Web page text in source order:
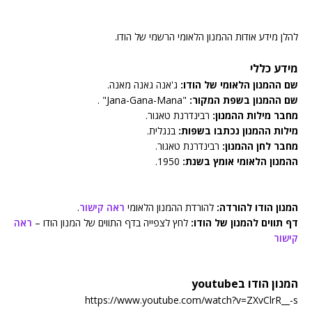
להלן מידע אודות ההמנון הלאומי הרשמי של הודו.
מידע כללי
שם ההמנון הלאומי של הודו: ג'אנה גאנה מאנה.
שם ההמנון בשפת המקור: "Jana-Gana-Mana" .
מחבר מילות ההמנון: רבינדרנת טאגור.
מילות ההמנון נכתבו בשפות: בנגלית.
מחבר לחן ההמנון: רבינדרנת טאגור.
ההמנון הלאומי אומץ בשנת: 1950.
המנון הודו להורדה: להורדת ההמנון הלאומי ראה קישור.
דף תווים להמנון של הודו: לחץ לצפייה בדף התווים של המנון הודו – ראה
קישור
המנון הודו בyoutube
https://www.youtube.com/watch?v=ZXvClrR__-s